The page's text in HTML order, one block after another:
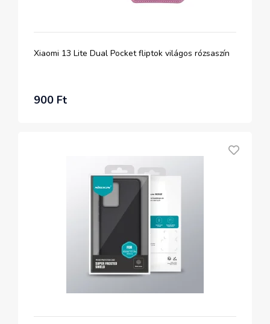
Xiaomi 13 Lite Dual Pocket fliptok világos rózsaszín
900 Ft